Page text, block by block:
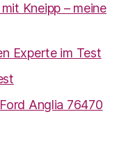
Kneipp – meine
Experte im Test
Anglia 76470